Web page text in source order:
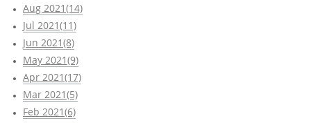
Aug 2021(14)
Jul 2021(11)
Jun 2021(8)
May 2021(9)
Apr 2021(17)
Mar 2021(5)
Feb 2021(6)